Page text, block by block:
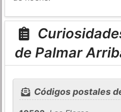
de Palmar
Códigos postales